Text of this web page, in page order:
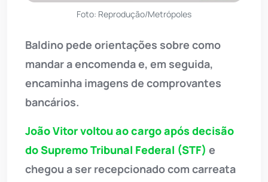
Foto: Reprodução/Metrópoles
Baldino pede orientações sobre como
mandar a encomenda e, em seguida,
encaminha imagens de comprovantes
bancários.
João Vitor voltou ao cargo após decisão
do Supremo Tribunal Federal (STF) e
chegou a ser recepcionado com carreata